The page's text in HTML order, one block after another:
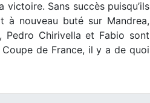
victoire. Sans succès puisqu’ils
nouveau buté sur Mandrea,
Pedro Chirivella et Fabio sont
de France, il y a de quoi